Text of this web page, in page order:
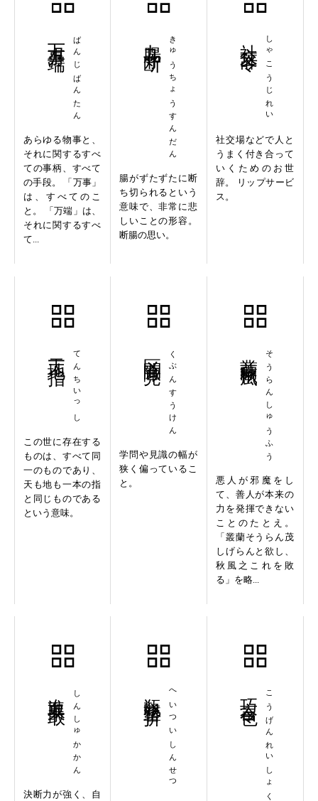
ばんじばんたん
あらゆる物事と、
それに関するすべ
ての事柄、すべて
の手段。 「万事」
は、すべてのこ
と。 「万端」は、
それに関するすべ
て...
きゅうちょうすんだん
腸がずたずたに断
ち切られるという
意味で、非常に悲
しいことの形容。
断腸の思い。
しゃこうじれい
社交場などで人と
うまく付き合って
いくためのお世
辞。 リップサービ
ス。
てんちいっし
この世に存在する
ものは、すべて同
一のものであり、
天も地も一本の指
と同じものである
という意味。
くぶんすうけん
学問や見識の幅が
狭く偏っているこ
と。
そうらんしゅうふう
悪人が邪魔をし
て、善人が本来の
力を発揮できない
ことのたとえ。
「叢蘭そうらん茂
しげらんと欲し、
秋風之これを敗
る」を略...
しんしゅかかん
決断力が強く、自
へいついしんせつ こうげんれいしょく